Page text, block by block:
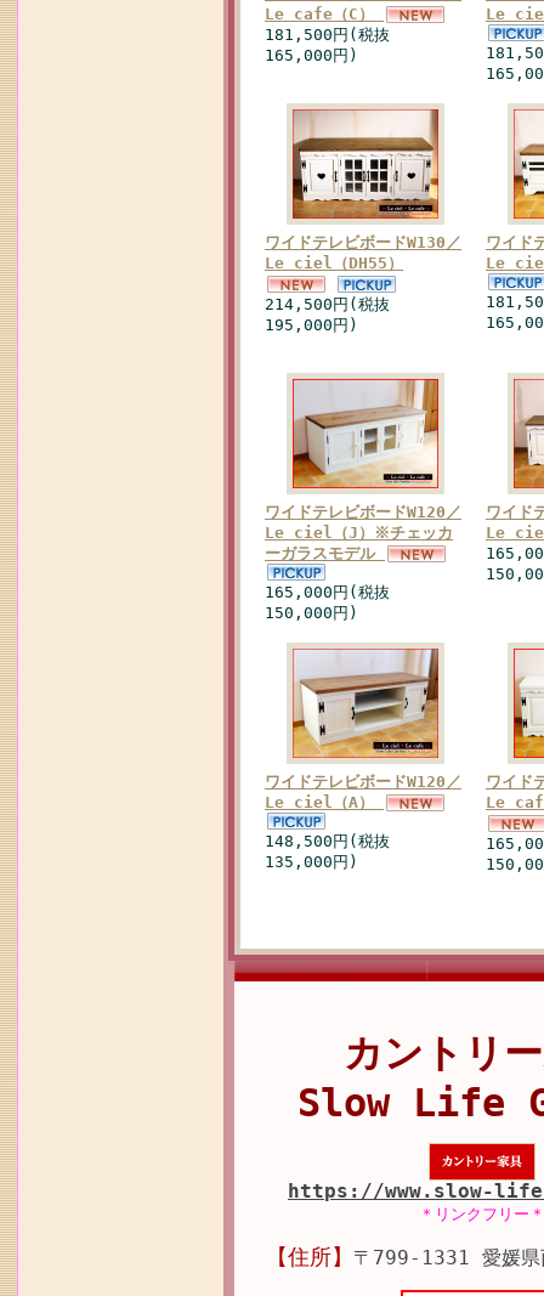
Le cafe（C）
181,500円(税抜
165,000円)
Le
ワイドテレビボードW130／
Le ciel（DH55）
214,500円(税抜
195,000円)
ワイド
Le
ワイドテレビボードW120／
Le ciel（J）※チェッカ
ーガラスモデル
165,000円(税抜
150,000円)
ワイド
Le
ワイドテレビボードW120／
Le ciel（A）
148,500円(税抜
135,000円)
ワイド
Le
カントリ
Slow Life
https://www.slow-
＊リンクフリー＊
【住所】 〒799-1331 愛媛県